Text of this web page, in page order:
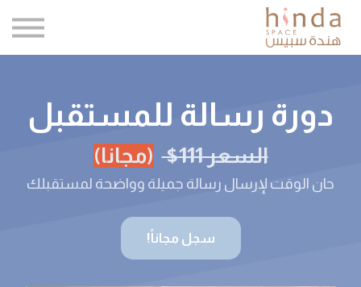
تسجيل الدخول
التسجيل
دورة رسالة للمستقبل
السعر 111$ (مجانا)
حان الوقت لإرسال رسالة جميلة وواضحة لمستقبلك
سجل مجاناً!